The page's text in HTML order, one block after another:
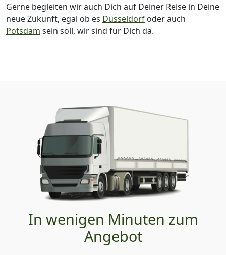
Gerne begleiten wir auch Dich auf Deiner Reise in Deine
neue Zukunft, egal ob es Düsseldorf oder auch
Potsdam sein soll, wir sind für Dich da.
In wenigen Minuten zum
Angebot